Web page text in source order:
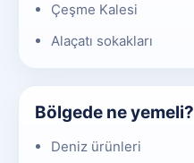
Çeşme Kalesi
Alaçatı sokakları
Bölgede ne yemeli?
Deniz ürünleri